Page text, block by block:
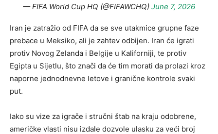
— FIFA World Cup HQ (@FIFAWCHQ) June 7, 2026
Iran je zatražio od FIFA da se sve utakmice grupne faze
prebace u Meksiko, ali je zahtev odbijen. Iran će igrati
protiv Novog Zelanda i Belgije u Kaliforniji, te protiv
Egipta u Sijetlu, što znači da će tim morati da prolazi kroz
naporne jednodnevne letove i granične kontrole svaki
put.
Iako su vize za igrače i stručni štab na kraju odobrene,
američke vlasti nisu izdale dozvole ulasku za veći broj